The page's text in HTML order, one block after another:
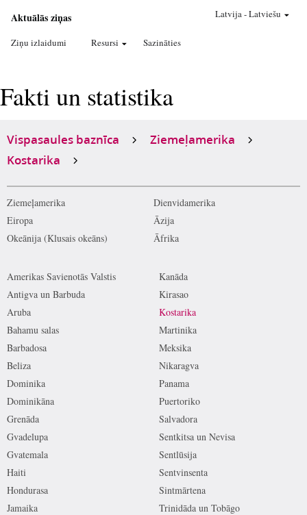
Aktuālās ziņas
Ziņu izlaidumi Resursi Sazināties
Latvija-Latviešu
Fakti un statistika
Vispasaules baznīca
Ziemeļamerika
Kostarika
Ziemeļamerika
Dienvidamerika
Eiropa
Āzija
Okeānija (Klusais okeāns)
Āfrika
Amerikas Savienotās Valstis
Antigva un Barbuda
Aruba
Bahamu salas
Barbadosa
Beliza
Dominika
Dominikāna
Grenāda
Gvadelupa
Gvatemala
Haiti
Hondurasa
Jamaika
Kanāda
Kirasao
Kostarika
Martinika
Meksika
Nikaragva
Panama
Puertoriko
Salvadora
Sentkitsa un Nevisa
Sentlūsija
Sentvinsenta
Sintmārtena
Trinidāda un Tobāgo